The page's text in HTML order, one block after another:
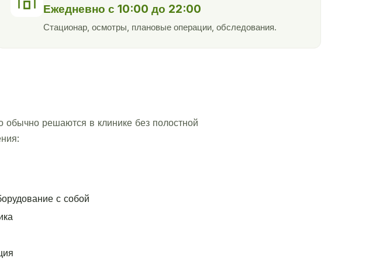
Ежедневно с 10:00 до 22:00
Стационар, осмотры, плановые операции, обследования.
обычно решаются в клинике без полостной
с собой